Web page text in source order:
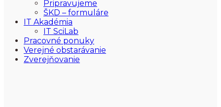
Pripravujeme
ŠKD – formuláre
IT Akadémia
IT SciLab
Pracovné ponuky
Verejné obstarávanie
Zverejňovanie